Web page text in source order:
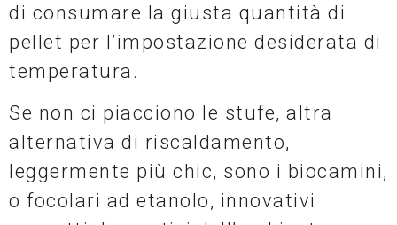
di consumare la giusta quantità di
pellet per l’impostazione desiderata di
temperatura.
Se non ci piacciono le stufe, altra
alternativa di riscaldamento,
leggermente più chic, sono i biocamini,
o focolari ad etanolo, innovativi